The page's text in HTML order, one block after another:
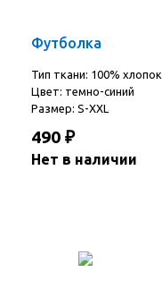
Футболка
Тип ткани: 100% хлопок
Цвет: темно-синий
Размер: S-XXL
490 ₽
Нет в наличии